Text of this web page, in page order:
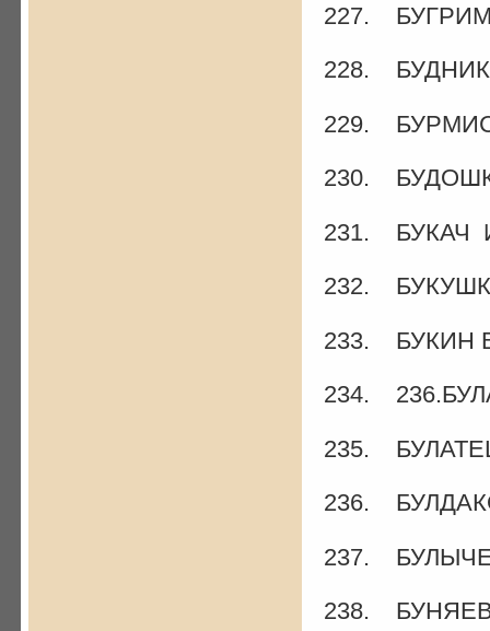
227.
228.
229.
230.
231. БУКАЧ
232.
233. БУКИН
234.
235.
236.
237.
238. БУНЯЕВ